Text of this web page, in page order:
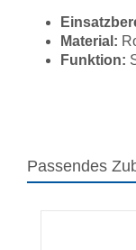
Material:
Funktion:
Passendes